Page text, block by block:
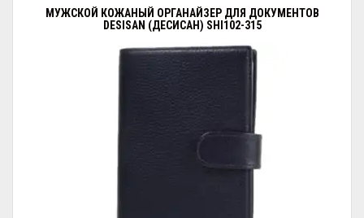
МУЖСКОЙ КОЖАНЫЙ ОРГАНАЙЗЕР ДЛЯ ДОКУМЕНТОВ
DESISAN (ДЕСИСАН) SHI102-315